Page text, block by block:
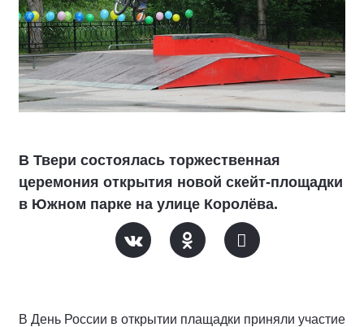
В Твери состоялась торжественная
церемония открытия новой скейт-площадки
в Южном парке на улице Королёва.
В День России в открытии плащадки приняли участие